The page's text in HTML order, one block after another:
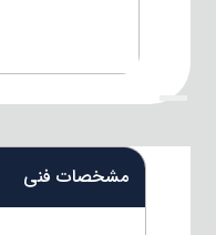
{title}
مشخصات فنی